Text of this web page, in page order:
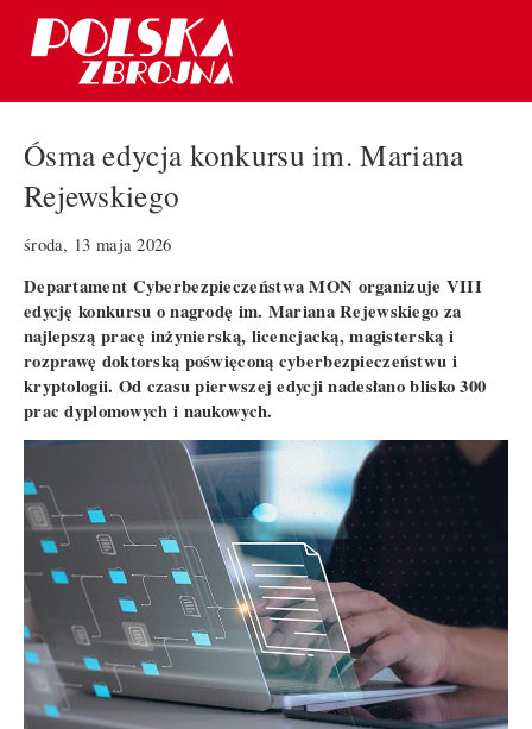
Ósma edycja konkursu im. Mariana
Rejewskiego
środa, 13 maja 2026
Departament Cyberbezpieczeństwa MON organizuje VIII
edycję konkursu o nagrodę im. Mariana Rejewskiego za
najlepszą pracę inżynierską, licencjacką, magisterską i
rozprawę doktorską poświęconą cyberbezpieczeństwu i
kryptologii. Od czasu pierwszej edycji nadesłano blisko 300
prac dyplomowych i naukowych.